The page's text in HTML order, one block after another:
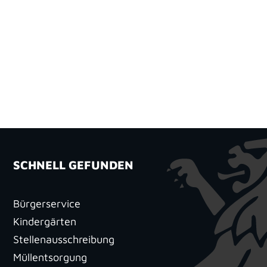
SCHNELL GEFUNDEN
Bürgerservice
Kindergärten
Stellenausschreibung
Müllentsorgung